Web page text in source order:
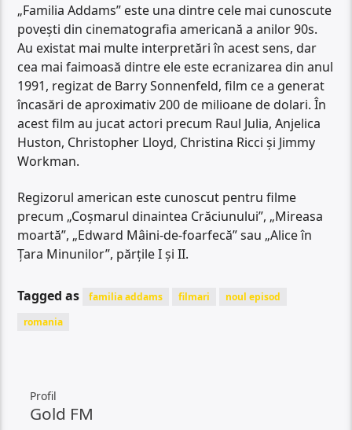
„Familia Addams” este una dintre cele mai cunoscute
povești din cinematografia americană a anilor 90s.
Au existat mai multe interpretări în acest sens, dar
cea mai faimoasă dintre ele este ecranizarea din anul
1991, regizat de Barry Sonnenfeld, film ce a generat
încasări de aproximativ 200 de milioane de dolari. În
acest film au jucat actori precum Raul Julia, Anjelica
Huston, Christopher Lloyd, Christina Ricci şi Jimmy
Workman.
Regizorul american este cunoscut pentru filme
precum „Coşmarul dinaintea Crăciunului”, „Mireasa
moartă”, „Edward Mâini-de-foarfecă” sau „Alice în
Țara Minunilor”, părțile I și II.
Tagged as familia addams filmari
noul episod
romania
Profil
Gold FM